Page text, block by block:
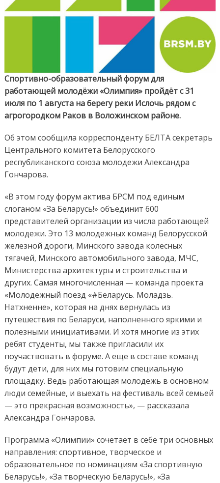
Спортивно-образовательный форум для
работающей молодёжи «Олимпия» пройдёт с 31
июля по 1 августа на берегу реки Ислочь рядом с
агрогородком Раков в Воложинском районе.
Об этом сообщила корреспонденту БЕЛТА секретарь
Центрального комитета Белорусского
республиканского союза молодежи Александра
Гончарова.
«В этом году форум актива БРСМ под единым
слоганом «За Беларусь!» объединит 600
представителей организации из числа работающей
молодежи. Это 13 молодежных команд Белорусской
железной дороги, Минского завода колесных
тягачей, Минского автомобильного завода, МЧС,
Министерства архитектуры и строительства и
других. Самая многочисленная — команда проекта
«Молодежный поезд «#Беларусь. Моладзь.
Натхненне», которая на днях вернулась из
путешествия по Беларуси, наполненного яркими и
полезными инициативами. И хотя многие из этих
ребят студенты, мы также пригласили их
поучаствовать в форуме. А еще в составе команд
будут дети, для них мы готовим специальную
площадку. Ведь работающая молодежь в основном
люди семейные, и выехать на фестиваль всей семьей
— это прекрасная возможность», — рассказала
Александра Гончарова.
Программа «Олимпии» сочетает в себе три основных
направления: спортивное, творческое и
образовательное по номинациям «За спортивную
Беларусь!», «За творческую Беларусь!», «За